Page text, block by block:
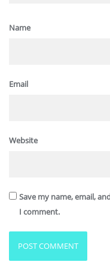
Name
Email
Website
Save my name, email,
I comment.